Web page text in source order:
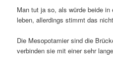
Man tut ja so, als würde beide
leben, allerdings stimmt das
Die Mesopotamier sind die
verbinden sie mit einer sehr